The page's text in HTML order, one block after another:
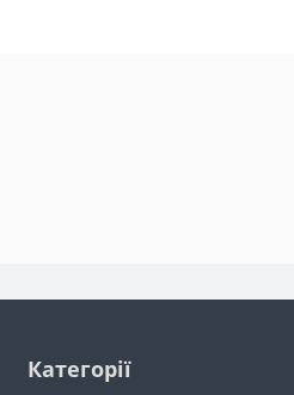
Категорії